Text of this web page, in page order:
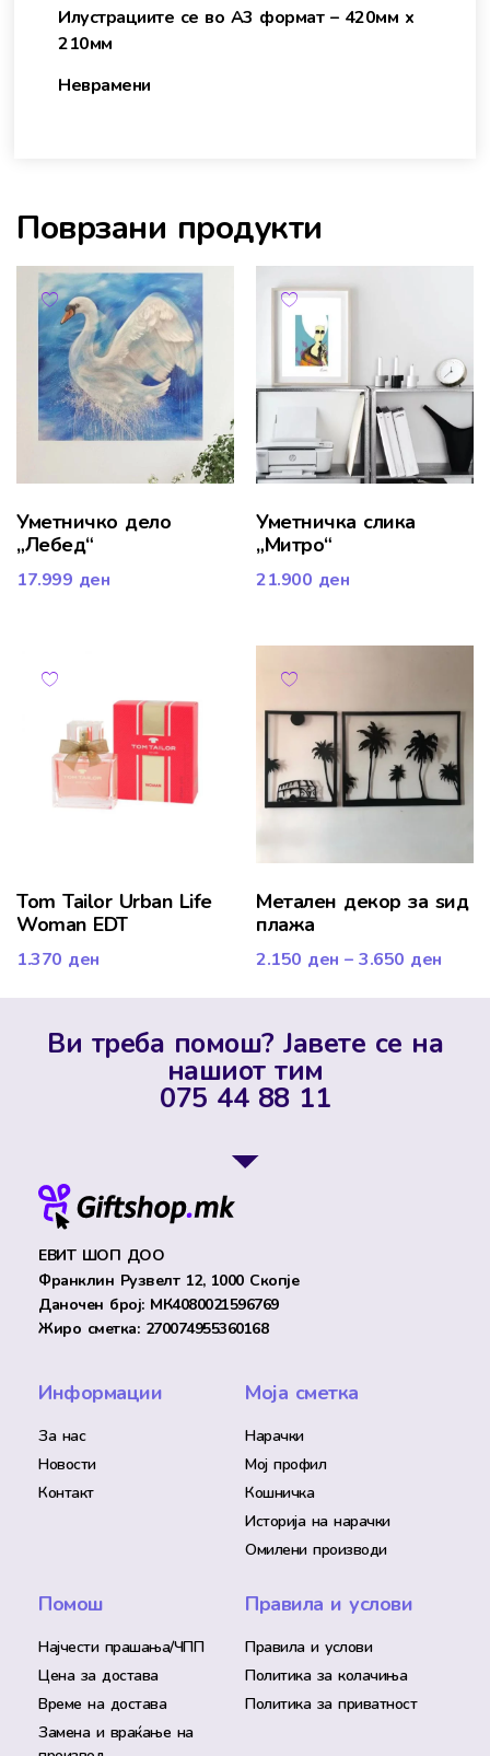
Илустрациите се во А3 формат – 420мм х
210мм
Неврамени
Поврзани продукти
Уметничко дело
„Лебед“
17.999 ден
Уметничка слика
„Митро“
21.900 ден
Tom Tailor Urban Life
Woman EDT
1.370 ден
Метален декор за ѕид
плажа
2.150 ден – 3.650 ден
Ви треба помош? Јавете се на
нашиот тим
075 44 88 11
ЕВИТ ШОП ДОО
Франклин Рузвелт 12, 1000 Скопје
Даночен број: МК4080021596769
Жиро сметка: 270074955360168
Информации
За нас
Новости
Контакт
Моја сметка
Нарачки
Мој профил
Кошничка
Историја на нарачки
Омилени производи
Помош
Најчести прашања/ЧПП
Цена за достава
Време на достава
Замена и враќање на
Правила и услови
Правила и услови
Политика за колачиња
Политика за приватност